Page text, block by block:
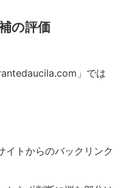
の評価
」では
イトからのバックリンク